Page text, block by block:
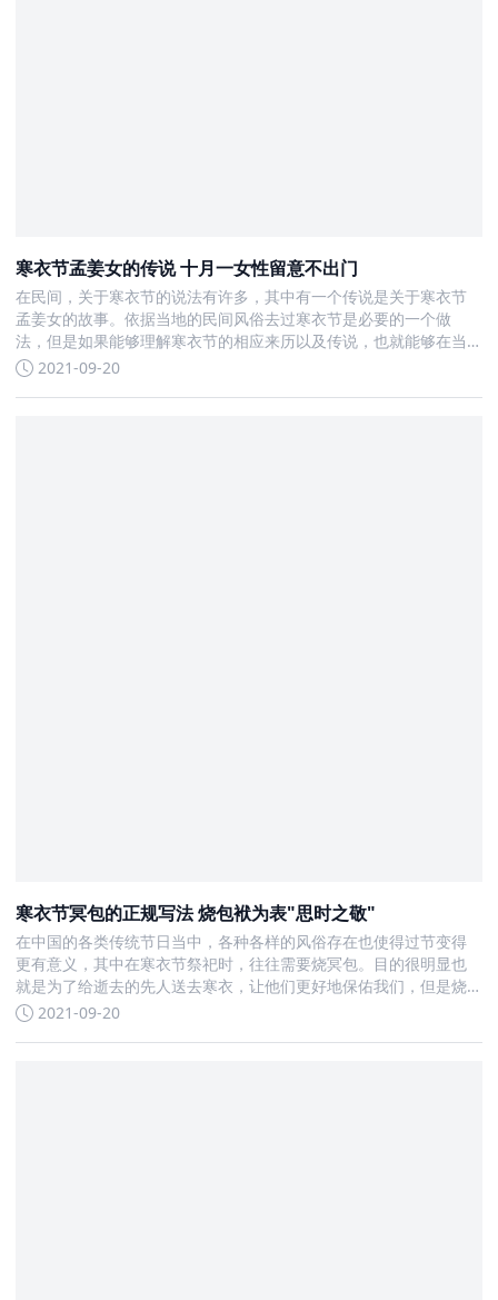
寒衣节孟姜女的传说 十月一女性留意不出门
在民间，关于寒衣节的说法有许多，其中有一个传说是关于寒衣节
孟姜女的故事。依据当地的民间风俗去过寒衣节是必要的一个做
法，但是如果能够理解寒衣节的相应来历以及传说，也就能够在当
天过节时
2021-09-20
寒衣节冥包的正规写法 烧包袱为表"思时之敬"
在中国的各类传统节日当中，各种各样的风俗存在也使得过节变得
更有意义，其中在寒衣节祭祀时，往往需要烧冥包。目的很明显也
就是为了给逝去的先人送去寒衣，让他们更好地保佑我们，但是烧
冥包有独特的的写法与讲究
2021-09-20